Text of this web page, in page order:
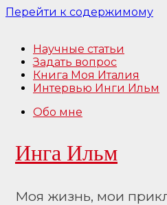
Перейти к содержимому
Научные статьи
Задать вопрос
Книга Моя Италия
Интервью Инги Ильм
Обо мне
Инга Ильм
Моя жизнь, мои